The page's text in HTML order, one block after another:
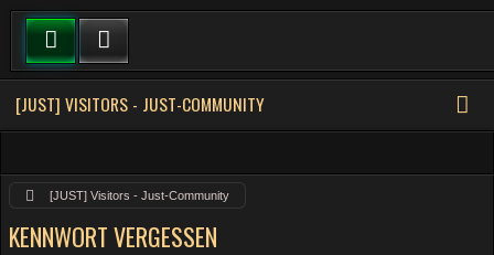
[JUST] VISITORS - JUST-COMMUNITY
[JUST] Visitors - Just-Community
KENNWORT VERGESSEN